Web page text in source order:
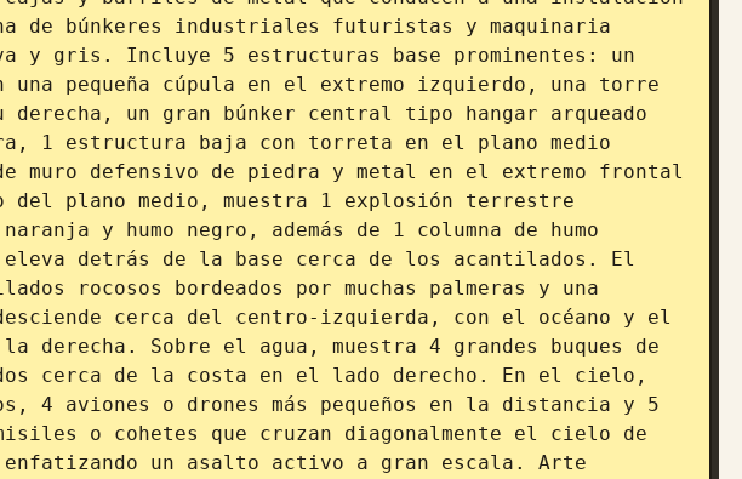
de búnkeres industriales futuristas y maquinaria
y gris. Incluye 5 estructuras base prominentes: un
una pequeña cúpula en el extremo izquierdo, una torre
un gran búnker central tipo hangar arqueado
1 estructura baja con torreta en el plano medio
muro defensivo de piedra y metal en el extremo frontal
del plano medio, muestra 1 explosión terrestre
y humo negro, además de 1 columna de humo
detrás de la base cerca de los acantilados. El
rocosos bordeados por muchas palmeras y una
desciende cerca del centro-izquierda, con el océano y el
derecha. Sobre el agua, muestra 4 grandes buques de
cerca de la costa en el lado derecho. En el cielo,
4 aviones o drones más pequeños en la distancia y 5
o cohetes que cruzan diagonalmente el cielo de
un asalto activo a gran escala. Arte